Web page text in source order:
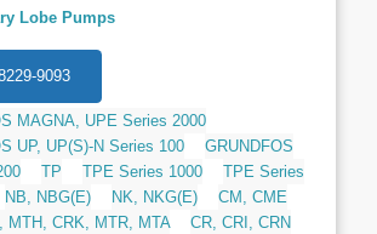
Lobe Pumps
9093
MAGNA, UPE Series 2000
UP, UP(S)-N Series 100
GRUNDFOS
TP TPE Series 1000
TPE Series
NB, NBG(E) NK, NKG(E)
CM, CME
MTH, CRK, MTR, MTA
CR, CRI, CRN